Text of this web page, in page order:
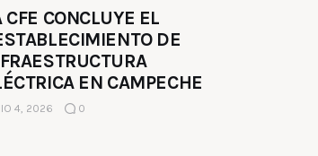
CFE CONCLUYE EL
DE
EN CAMPECHE
4, 2026 0